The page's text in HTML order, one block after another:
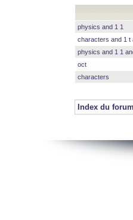
physics and 1 1
characters and 1 t
physics and 1 1
oct
characters
Index du forum